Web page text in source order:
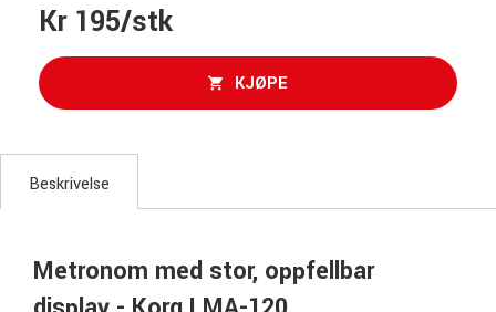
Kr 195/stk
KJØPE
Beskrivelse
Metronom med stor, oppfellbar